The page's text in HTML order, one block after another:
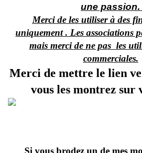
une passion.
Merci de les utiliser à des
uniquement . Les associations
mais merci de ne pas les
commerciales.
Merci de mettre le lien
vous les montrez sur
Si vous brodez un de mes